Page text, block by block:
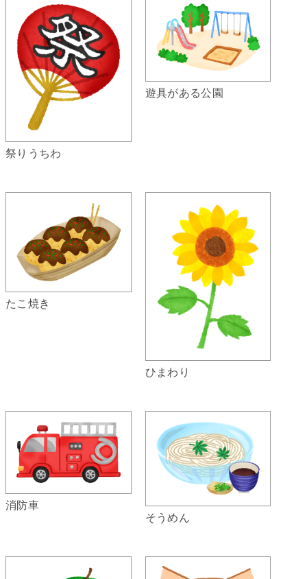
祭りうちわ
遊具がある公園
たこ焼き
ひまわり
消防車
そうめん